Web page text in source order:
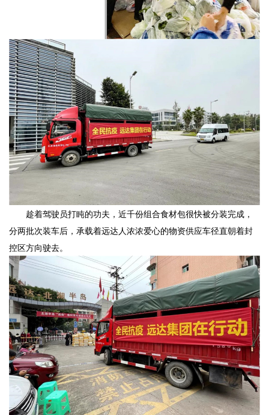
趁着驾驶员打盹的功夫，近千份组合食材包很快被分装完成，
分两批次装车后，承载着远达人浓浓爱心的物资供应车径直朝着封
控区方向驶去。